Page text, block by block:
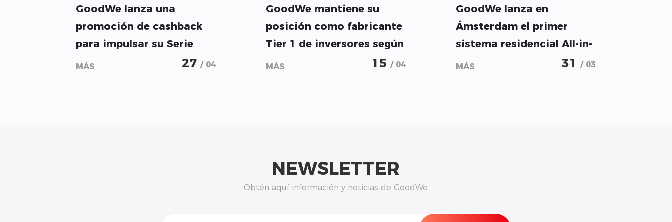
GoodWe lanza una
promoción de cashback
para impulsar su Serie
ESA de almacenamiento
MÁS 27 / 04
GoodWe mantiene su
posición como fabricante
Tier 1 de inversores según
BloombergNEF en el
MÁS 15 / 04
GoodWe lanza en
Ámsterdam el primer
sistema residencial All-in-
One con certificación de
MÁS 31 / 03
NEWSLETTER
Obtén aquí información y noticias de GoodWe